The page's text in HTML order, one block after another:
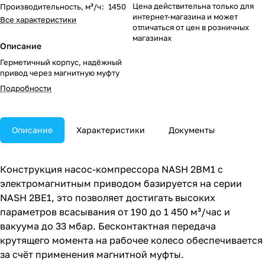
Производительность, м³/ч: 1450
Все характеристики
Описание
Герметичный корпус, надёжный
привод через магнитную муфту
Подробности
Цена действительна только для
интернет-магазина и может
отличаться от цен в розничных
магазинах
Описание Характеристики Документы
Конструкция насос-компрессора NASH 2BM1 с
электромагнитным приводом базируется на серии
NASH 2BE1, это позволяет достигать высоких
параметров всасывания от 190 до 1 450 м³/час и
вакуума до 33 мбар. Бесконтактная передача
крутящего момента на рабочее колесо обеспечивается
за счёт применения магнитной муфты.